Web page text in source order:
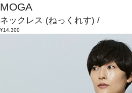
MOGA
ネックレス (ねっくれす) /
¥14,300